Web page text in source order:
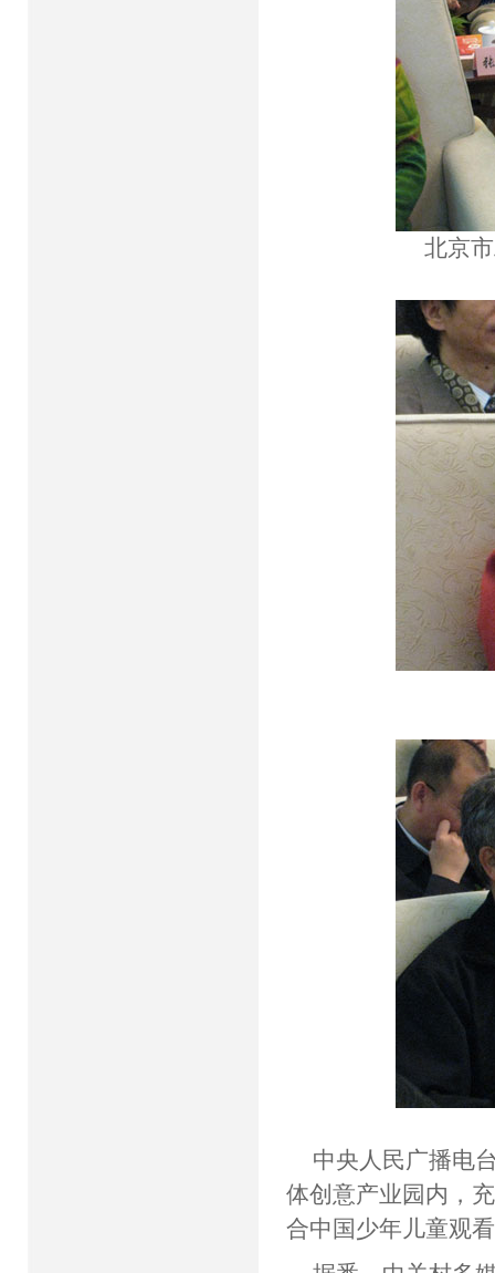
北京
中央人民广播电
体创意产业园内，
合中国少年儿童观